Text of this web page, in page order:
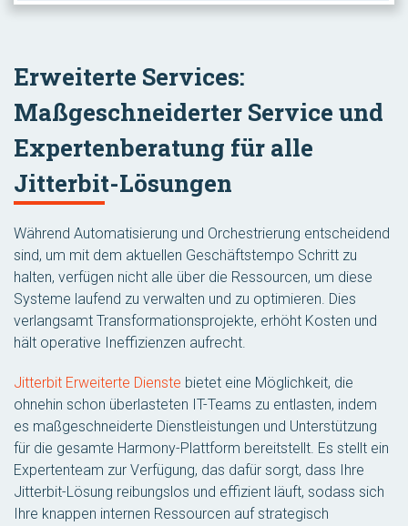
Erweiterte Services:
Maßgeschneiderter Service und
Expertenberatung für alle
Jitterbit-Lösungen
Während Automatisierung und Orchestrierung entscheidend
sind, um mit dem aktuellen Geschäftstempo Schritt zu
halten, verfügen nicht alle über die Ressourcen, um diese
Systeme laufend zu verwalten und zu optimieren. Dies
verlangsamt Transformationsprojekte, erhöht Kosten und
hält operative Ineffizienzen aufrecht.
Jitterbit Erweiterte Dienste bietet eine Möglichkeit, die
ohnehin schon überlasteten IT-Teams zu entlasten, indem
es maßgeschneiderte Dienstleistungen und Unterstützung
für die gesamte Harmony-Plattform bereitstellt. Es stellt ein
Expertenteam zur Verfügung, das dafür sorgt, dass Ihre
Jitterbit-Lösung reibungslos und effizient läuft, sodass sich
Ihre knappen internen Ressourcen auf strategisch